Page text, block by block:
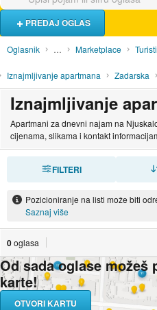
PREDAJ OGLAS
Oglasnik … Marketplace
Iznajmljivanje apartmana Zadarska
Iznajmljivanje
Apartmani za dnevni najam na
cijenama, slikama i kontakt
FILTERI
Pozicioniranje na listi može biti
Saznaj više
0oglasa
Od sada oglase
karte!
OTVORI KARTU